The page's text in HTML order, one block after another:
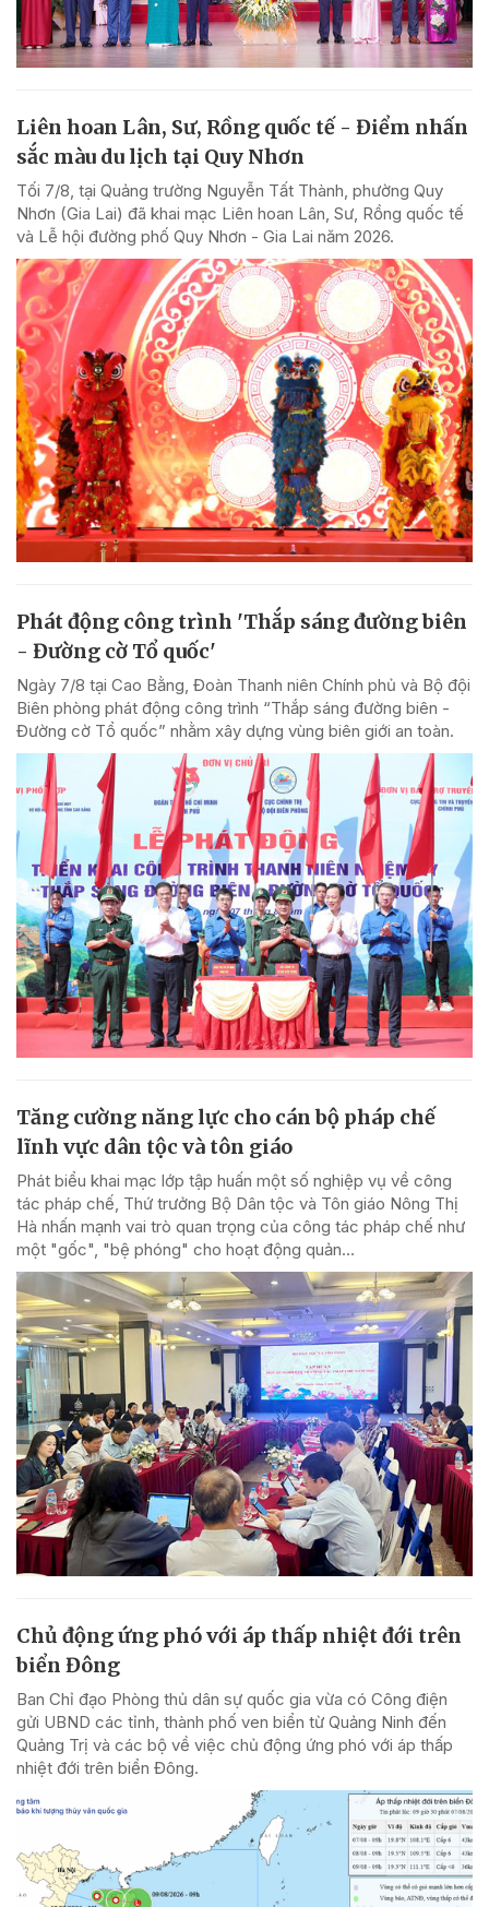
Liên hoan Lân, Sư, Rồng quốc tế - Điểm nhấn
sắc màu du lịch tại Quy Nhơn
Tối 7/8, tại Quảng trường Nguyễn Tất Thành, phường Quy
Nhơn (Gia Lai) đã khai mạc Liên hoan Lân, Sư, Rồng quốc tế
và Lễ hội đường phố Quy Nhơn - Gia Lai năm 2026.
Phát động công trình 'Thắp sáng đường biên
- Đường cờ Tổ quốc'
Ngày 7/8 tại Cao Bằng, Đoàn Thanh niên Chính phủ và Bộ đội
Biên phòng phát động công trình “Thắp sáng đường biên -
Đường cờ Tổ quốc” nhằm xây dựng vùng biên giới an toàn.
Tăng cường năng lực cho cán bộ pháp chế
lĩnh vực dân tộc và tôn giáo
Phát biểu khai mạc lớp tập huấn một số nghiệp vụ về công
tác pháp chế, Thứ trưởng Bộ Dân tộc và Tôn giáo Nông Thị
Hà nhấn mạnh vai trò quan trọng của công tác pháp chế như
một "gốc", "bệ phóng" cho hoạt động quản...
Chủ động ứng phó với áp thấp nhiệt đới trên
biển Đông
Ban Chỉ đạo Phòng thủ dân sự quốc gia vừa có Công điện
gửi UBND các tỉnh, thành phố ven biển từ Quảng Ninh đến
Quảng Trị và các bộ về việc chủ động ứng phó với áp thấp
nhiệt đới trên biển Đông.